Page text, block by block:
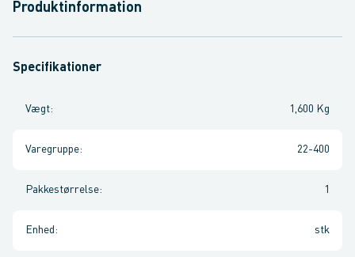
Produktinformation
Specifikationer
Vægt: 1,600 Kg
Varegruppe: 22-400
Pakkestørrelse: 1
Enhed : stk